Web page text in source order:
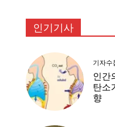
인기기사
기자수
인간
탄소
향